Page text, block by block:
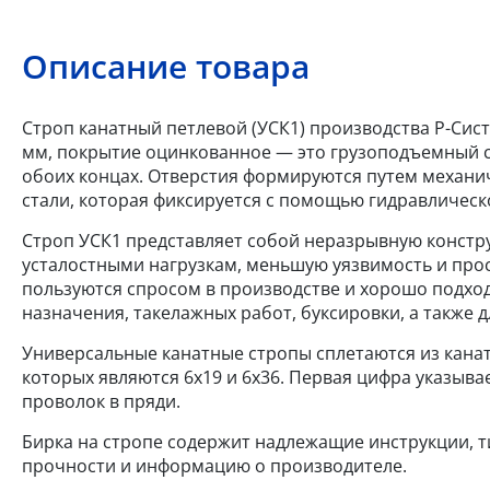
Описание товара
Строп канатный петлевой (УСК1) производства Р-
мм, покрытие оцинкованное — это грузоподъемный
обоих концах. Отверстия формируются путем
стали, которая фиксируется с помощью
Строп УСК1 представляет собой неразрывную
усталостными нагрузкам, меньшую уязвимость и
пользуются спросом в производстве и хорошо
назначения, такелажных работ, буксировки, а также
Универсальные канатные стропы сплетаются из
которых являются 6x19 и 6x36. Первая цифра
проволок в пряди.
Бирка на стропе содержит надлежащие инструкции,
прочности и информацию о производителе.